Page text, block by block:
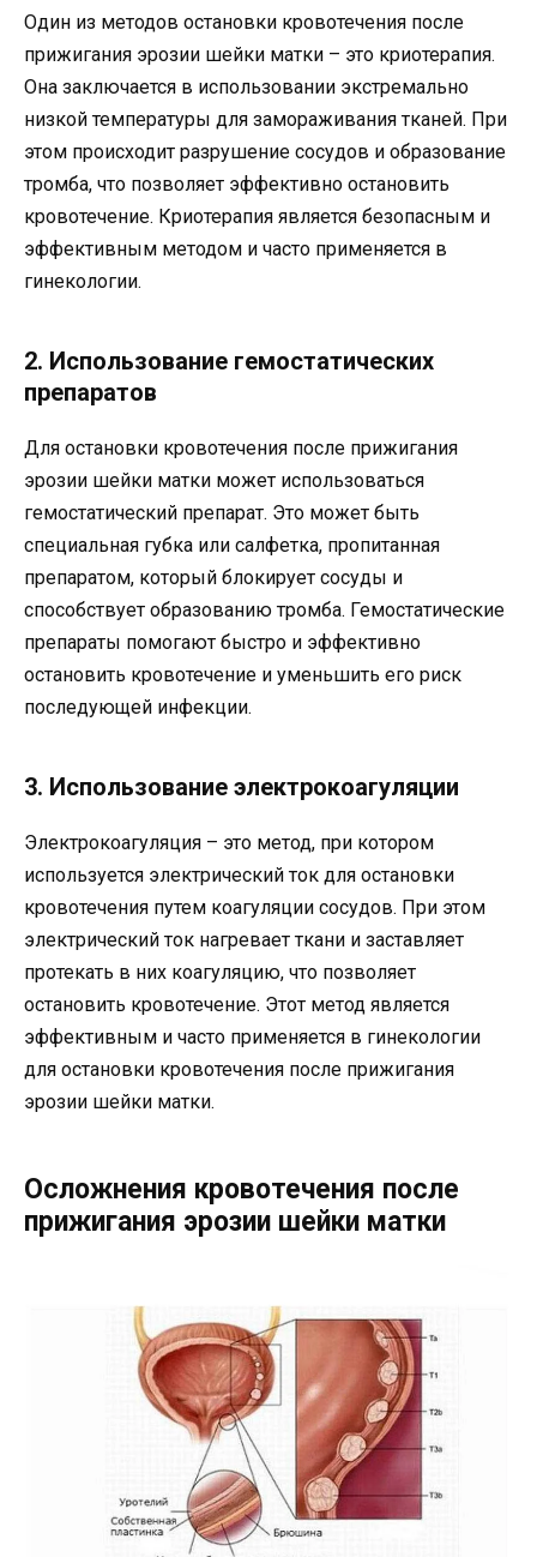
Один из методов остановки кровотечения после
прижигания эрозии шейки матки – это криотерапия.
Она заключается в использовании экстремально
низкой температуры для замораживания тканей. При
этом происходит разрушение сосудов и образование
тромба, что позволяет эффективно остановить
кровотечение. Криотерапия является безопасным и
эффективным методом и часто применяется в
гинекологии.
2. Использование гемостатических
препаратов
Для остановки кровотечения после прижигания
эрозии шейки матки может использоваться
гемостатический препарат. Это может быть
специальная губка или салфетка, пропитанная
препаратом, который блокирует сосуды и
способствует образованию тромба. Гемостатические
препараты помогают быстро и эффективно
остановить кровотечение и уменьшить его риск
последующей инфекции.
3. Использование электрокоагуляции
Электрокоагуляция – это метод, при котором
используется электрический ток для остановки
кровотечения путем коагуляции сосудов. При этом
электрический ток нагревает ткани и заставляет
протекать в них коагуляцию, что позволяет
остановить кровотечение. Этот метод является
эффективным и часто применяется в гинекологии
для остановки кровотечения после прижигания
эрозии шейки матки.
Осложнения кровотечения после
прижигания эрозии шейки матки